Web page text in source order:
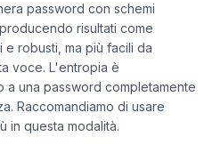
password con schemi
risultati come
robusti, ma più facili da
voce. L'entropia è
una password completamente
Raccomandiamo di usare
in questa modalità.